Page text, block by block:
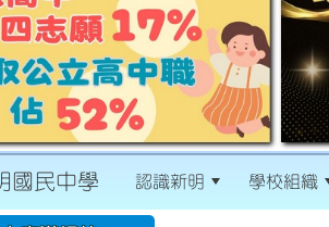
國民中學 認識新明 學校組織